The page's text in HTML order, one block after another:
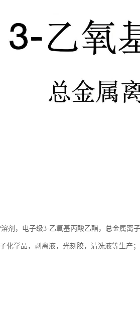
剂，电子级3-乙氧基丙酸乙酯，总金属离
化学品，剥离液，光刻胶，清洗液等生产；